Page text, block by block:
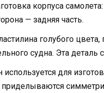
корпуса
— задняя часть.
голубого
судна. Эта деталь
для